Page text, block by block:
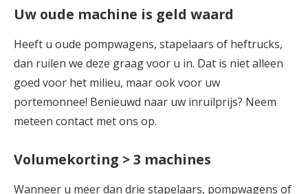
Uw oude machine is geld waard
Heeft u oude pompwagens, stapelaars of heftrucks,
dan ruilen we deze graag voor u in. Dat is niet alleen
goed voor het milieu, maar ook voor uw
portemonnee! Benieuwd naar uw inruilprijs? Neem
meteen contact met ons op.
Volumekorting > 3 machines
Wanneer u meer dan drie stapelaars, pompwagens of